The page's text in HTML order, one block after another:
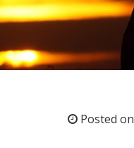
Posted on